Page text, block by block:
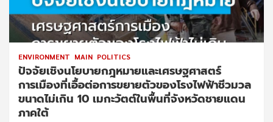
ENVIRONMENT MAIN POLITICS
ปัจจัยเชิงนโยบายกฎหมายและเศรษฐศาสตร์
การเมืองที่เอื้อต่อการขยายตัวของโรงไฟฟ้าชีวมวล
ขนาดไม่เกิน 10 เมกะวัตต์ในพื้นที่จังหวัดชายแดน
ภาคใต้